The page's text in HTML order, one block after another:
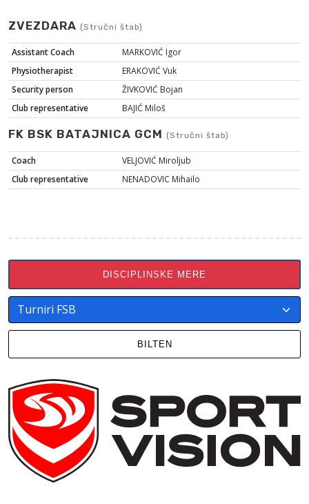
ZVEZDARA (Stručni štab)
Assistant Coach
MARKOVIĆ Igor
Physiotherapist
ERAKOVIĆ Vuk
Security person
ŽIVKOVIĆ Bojan
Club representative
BAJIĆ Miloš
FK BSK BATAJNICA GCM (Stručni štab)
Coach
VELJOVIĆ Miroljub
Club representative
NENADOVIC Mihailo
DISCIPLINSKE MERE
BILTEN